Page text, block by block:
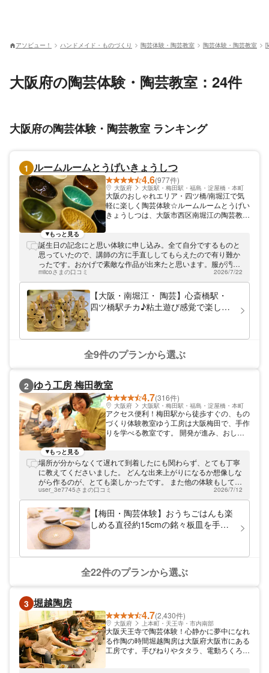
アソビュー！ ハンドメイド・ものづくり 陶芸体験・陶芸教室 陶芸体験・陶芸教室
大阪府の陶芸体験・陶芸教室：24件
大阪府の陶芸体験・陶芸教室 ランキング
1 ルームルームとうげいきょうしつ
4.6(977件)
大阪府 大阪駅・梅田駅・福島・淀屋橋・本町
大阪のおしゃれエリア・四ツ橋/南堀江で気
軽に楽しく陶芸体験☆ルームルームとうげい
きょうしつは、大阪市西区南堀江の陶芸教室
帰りにもお気軽に 当教室は地下鉄四ツ橋駅
から徒歩2分とアクセス便利。おしゃれなシ
ョップやカフェが立ち並ぶ南堀江エリアにあ
ります。夜22時まで開講しておりますの
で、お仕事帰りにも気軽にお立ち寄りいただ
けます。教室内には色とりどりの作品が所狭
しと並んでおり、創作意欲をかきたてる空間
です。 マイペースに楽しく陶芸体験 初めて
教えますので、まずはやってみたいという気
持ちがあれば大丈夫。器や人形など、何を作
っていただいても結構です。お一人でのご参
になる方もたくさんいらっしゃいます。 皆
さまのお越しをスタッフ一同お待ちしており
ます！
もっと見る
誕生日の記念にと思い体験に申し込み。全て自分でするものと
思っていたので、講師の方に手直ししてもらえたので有り難か
ったです。おかげで素敵な作品が出来たと思います。服が汚れ
たらと気になる人はエプロン持参された方が良いかもしれませ
ん。
miicoさまの口コミ 2026/7/22
【大阪・南堀江・ 陶芸】心斎橋駅・
四ツ橋駅チカ♪粘土遊び感覚で楽しく
全9件のプランから選ぶ
2 ゆう工房 梅田教室
4.7(316件)
大阪府 大阪駅・梅田駅・福島・淀屋橋・本町
アクセス便利！梅田駅から徒歩すぐの、もの
づくり体験教室ゆう工房は大阪梅田で、手作
りを学べる教室です。 開発が進み、おしゃ
クセサリー、ガラス工芸、レザークラフト、
七宝、染色、照明クラフトなど・・・豊富な
体験ジャンルからお好きなプランをお選びい
ただけます。体験のお客様にはカフェの割引
クーポンも配布中♪体験後は1階の「Cafeゆ
う」にておくつろぎください。
もっと見る
場所が分からなくて遅れて到着したにも関わらず、とても丁寧
に教えてくださいました。 どんな出来上がりになるか想像しな
がら作るのが、とても楽しかったです。 また他の体験もしてみ
たいなと思いました。
user_3e7745さまの口コミ 2026/7/12
【梅田・陶芸体験】おうちごはんも楽
しめる直径約15cmの銘々板皿を手作
全22件のプランから選ぶ
3 堀越陶房
4.7(2,430件)
大阪府 上本町・天王寺・市内南部
大阪天王寺で陶芸体験！心静かに夢中になれ
る作陶の時間堀越陶房は大阪府大阪市にある
工房です。手びねりやタタラ、電動ろくろを